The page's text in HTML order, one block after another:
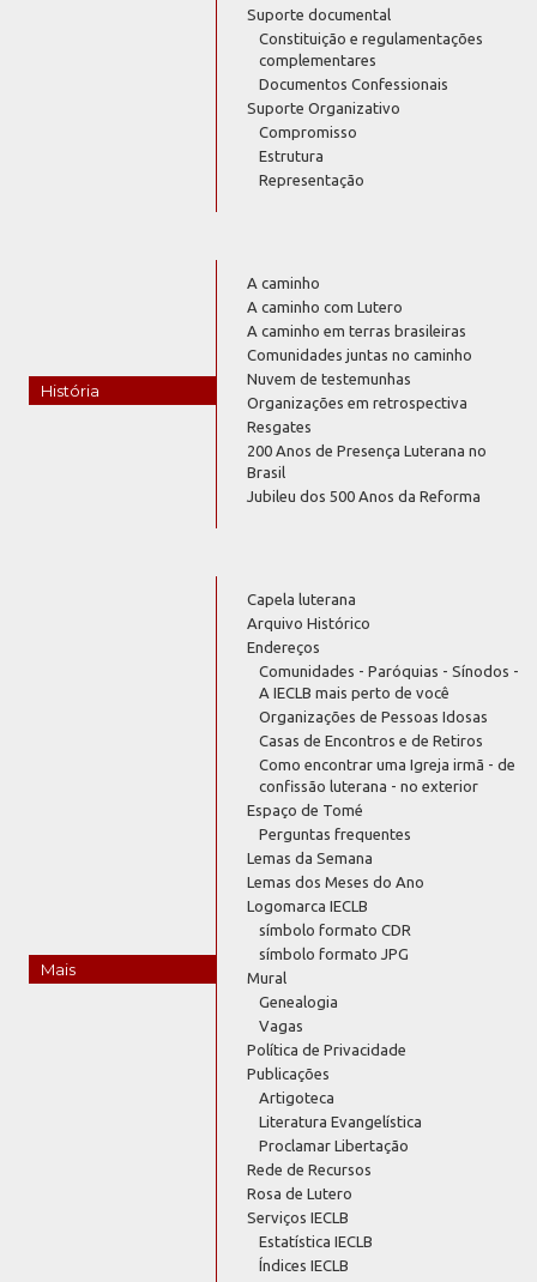
Suporte documental
Constituição e regulamentações
complementares
Documentos Confessionais
Suporte Organizativo
Compromisso
Estrutura
Representação
História
A caminho
A caminho com Lutero
A caminho em terras brasileiras
Comunidades juntas no caminho
Nuvem de testemunhas
Organizações em retrospectiva
Resgates
200 Anos de Presença Luterana no
Brasil
Jubileu dos 500 Anos da Reforma
Mais
Capela luterana
Arquivo Histórico
Endereços
Comunidades - Paróquias - Sínodos -
A IECLB mais perto de você
Organizações de Pessoas Idosas
Casas de Encontros e de Retiros
Como encontrar uma Igreja irmã - de
confissão luterana - no exterior
Espaço de Tomé
Perguntas frequentes
Lemas da Semana
Lemas dos Meses do Ano
Logomarca IECLB
símbolo formato CDR
símbolo formato JPG
Mural
Genealogia
Vagas
Política de Privacidade
Publicações
Artigoteca
Literatura Evangelística
Proclamar Libertação
Rede de Recursos
Rosa de Lutero
Serviços IECLB
Estatística IECLB
Índices IECLB